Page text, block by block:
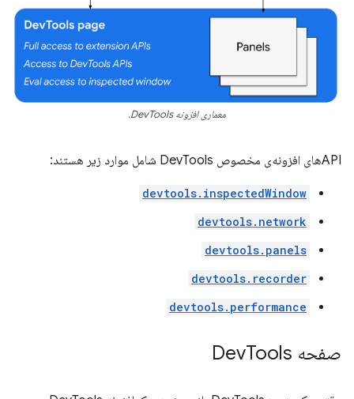
معماری افزونه DevTools.
APIهای افزونه‌ی مخصوص DevTools شامل موارد زیر هستند:
devtools.inspectedWindow
devtools.network
devtools.panels
devtools.recorder
devtools.performance
صفحه Dev Tools